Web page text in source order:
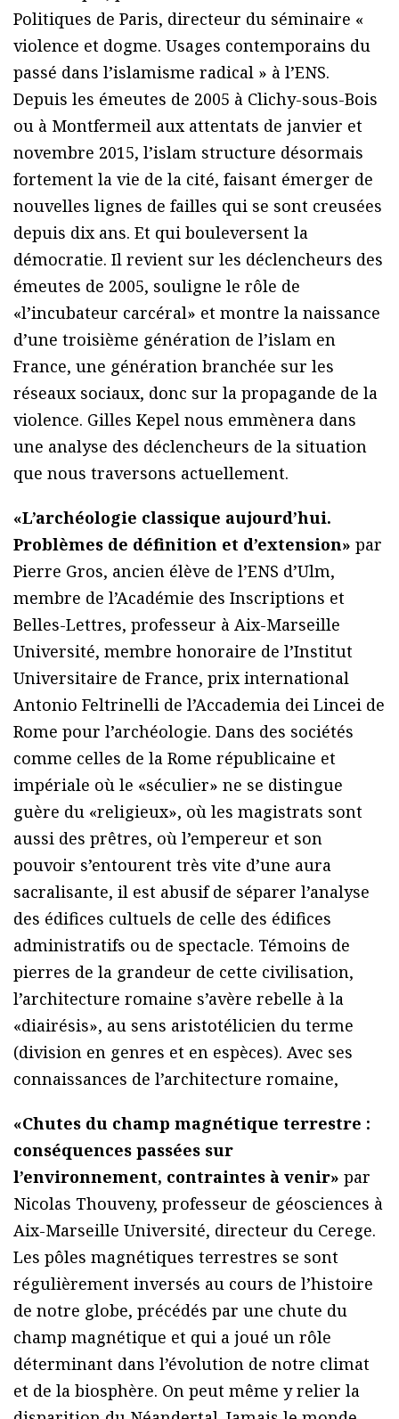
Politiques de Paris, directeur du séminaire «
violence et dogme. Usages contemporains du
passé dans l’islamisme radical » à l’ENS.
Depuis les émeutes de 2005 à Clichy-sous-Bois
ou à Montfermeil aux attentats de janvier et
novembre 2015, l’islam structure désormais
fortement la vie de la cité, faisant émerger de
nouvelles lignes de failles qui se sont creusées
depuis dix ans. Et qui bouleversent la
démocratie. Il revient sur les déclencheurs des
émeutes de 2005, souligne le rôle de
«l’incubateur carcéral» et montre la naissance
d’une troisième génération de l’islam en
France, une génération branchée sur les
réseaux sociaux, donc sur la propagande de la
violence. Gilles Kepel nous emmènera dans
une analyse des déclencheurs de la situation
que nous traversons actuellement.
«L’archéologie classique aujourd’hui.
Problèmes de définition et d’extension» par
Pierre Gros, ancien élève de l’ENS d’Ulm,
membre de l’Académie des Inscriptions et
Belles-Lettres, professeur à Aix-Marseille
Université, membre honoraire de l’Institut
Universitaire de France, prix international
Antonio Feltrinelli de l’Accademia dei Lincei de
Rome pour l’archéologie. Dans des sociétés
comme celles de la Rome républicaine et
impériale où le «séculier» ne se distingue
guère du «religieux», où les magistrats sont
aussi des prêtres, où l’empereur et son
pouvoir s’entourent très vite d’une aura
sacralisante, il est abusif de séparer l’analyse
des édifices cultuels de celle des édifices
administratifs ou de spectacle. Témoins de
pierres de la grandeur de cette civilisation,
l’architecture romaine s’avère rebelle à la
«diairésis», au sens aristotélicien du terme
(division en genres et en espèces). Avec ses
connaissances de l’architecture romaine,
«Chutes du champ magnétique terrestre :
conséquences passées sur
l’environnement, contraintes à venir» par
Nicolas Thouveny, professeur de géosciences à
Aix-Marseille Université, directeur du Cerege.
Les pôles magnétiques terrestres se sont
régulièrement inversés au cours de l’histoire
de notre globe, précédés par une chute du
champ magnétique et qui a joué un rôle
déterminant dans l’évolution de notre climat
et de la biosphère. On peut même y relier la